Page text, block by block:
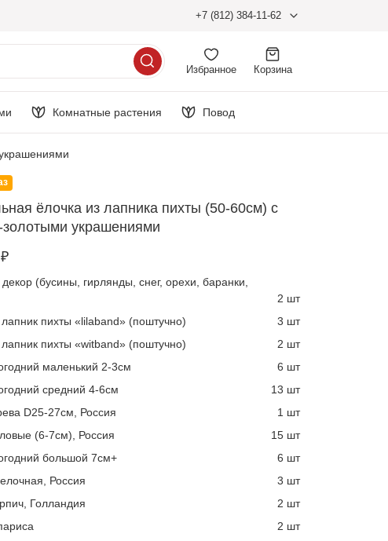
+7 (812) 384-11-62
Избранное Корзина
Комнатные растения Повод
ёлочка из лапника пихты (50-60см) с
золотыми украшениями
(бусины, гирлянды, снег, орехи, баранки,
2 шт
пихты «lilaband» (поштучно)
3 шт
пихты «witband» (поштучно)
2 шт
маленький 2-3см
6 шт
средний 4-6см
13 шт
D25-27см, Россия
1 шт
(6-7см), Россия
15 шт
большой 7см+
6 шт
Россия
3 шт
Голландия
2 шт
2 шт